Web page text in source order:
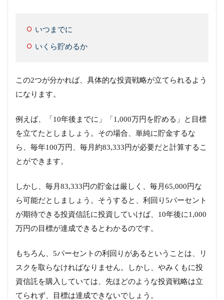
いつまでに
いくら貯めるか
この2つが分かれば、具体的な投資戦略が立てられるよう
になります。
例えば、「10年後までに」「1,000万円を貯める」と目標
を立てたとしましょう。その場合、単純に貯金するな
ら、毎年100万円、毎月約83,333円が必要だと計算するこ
とができます。
しかし、毎月83,333円の貯金は厳しく、毎月65,000円な
ら可能だとしましょう。そうすると、利回り5パーセント
が期待できる投資信託に投資していけば、10年後に1,000
万円の目標が達成できるとわかるのです。
もちろん、5パーセントの利回りがあるということは、リ
スクを取らなければなりません。しかし、やみくもに投
資信託を購入していては、先ほどのような投資戦略は立
てられず、目標は達成できないでしょう。